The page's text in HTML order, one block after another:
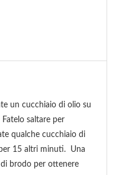
un cucchiaio di olio su
saltare per
qualche cucchiaio di
15 altri minuti. Una
brodo per ottenere